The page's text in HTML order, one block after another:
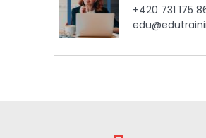
+420 731 175